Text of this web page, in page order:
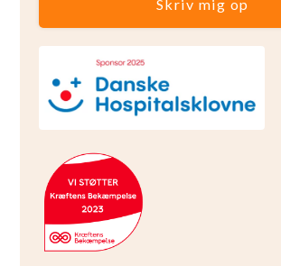
Skriv mig op